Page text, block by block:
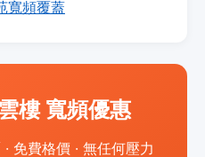
寬頻覆蓋
樓 寬頻優惠
免費格價 · 無任何壓力